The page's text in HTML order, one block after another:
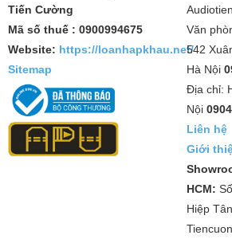
Tiến Cường
Mã số thuế : 0900994675
Website: https://loanhapkhau.net/
Sitemap
Văn
542
Hà Nội
Địa chỉ:
Nội
Liên hệ
Giới
HCM:
Hiệp